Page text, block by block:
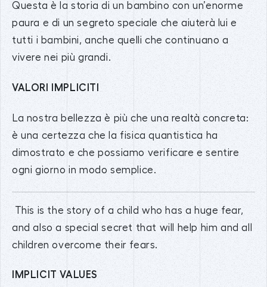
Questa è la storia di un bambino con un’enorme
paura e di un segreto speciale che aiuterà lui e
tutti i bambini, anche quelli che continuano a
vivere nei più grandi.
VALORI IMPLICITI
La nostra bellezza è più che una realtà concreta:
è una certezza che la fisica quantistica ha
dimostrato e che possiamo verificare e sentire
ogni giorno in modo semplice.
This is the story of a child who has a huge fear,
and also a special secret that will help him and all
children overcome their fears.
IMPLICIT VALUES